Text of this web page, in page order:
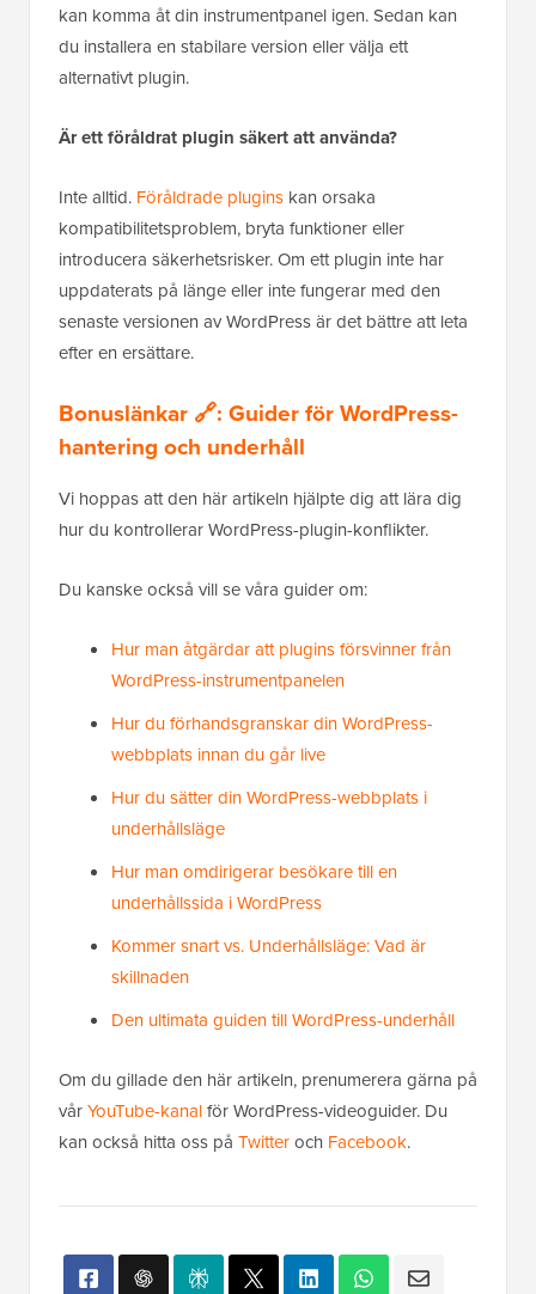
kan komma åt din instrumentpanel igen. Sedan kan
du installera en stabilare version eller välja ett
alternativt plugin.
Är ett föråldrat plugin säkert att använda?
Inte alltid. Föråldrade plugins kan orsaka
kompatibilitetsproblem, bryta funktioner eller
introducera säkerhetsrisker. Om ett plugin inte har
uppdaterats på länge eller inte fungerar med den
senaste versionen av WordPress är det bättre att leta
efter en ersättare.
Bonuslänkar 🔗: Guider för WordPress-
hantering och underhåll
Vi hoppas att den här artikeln hjälpte dig att lära dig
hur du kontrollerar WordPress-plugin-konflikter.
Du kanske också vill se våra guider om:
Hur man åtgärdar att plugins försvinner från
WordPress-instrumentpanelen
Hur du förhandsgranskar din WordPress-
webbplats innan du går live
Hur du sätter din WordPress-webbplats i
underhållsläge
Hur man omdirigerar besökare till en
underhållssida i WordPress
Kommer snart vs. Underhållsläge: Vad är
skillnaden
Den ultimata guiden till WordPress-underhåll
Om du gillade den här artikeln, prenumerera gärna på
vårYouTube-kanalför WordPress-videoguider. Du
kan också hitta oss på Twitteroch Facebook.